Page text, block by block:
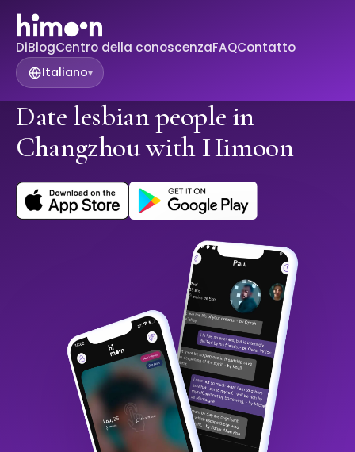
DiBlogCentro della conoscenzaFAQContatto
Italiano▾
Date lesbian people in
Changzhou with Himoon